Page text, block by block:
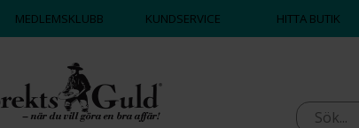
MEDLEMSKLUBB KUNDSERVICE HITTA BUTIK